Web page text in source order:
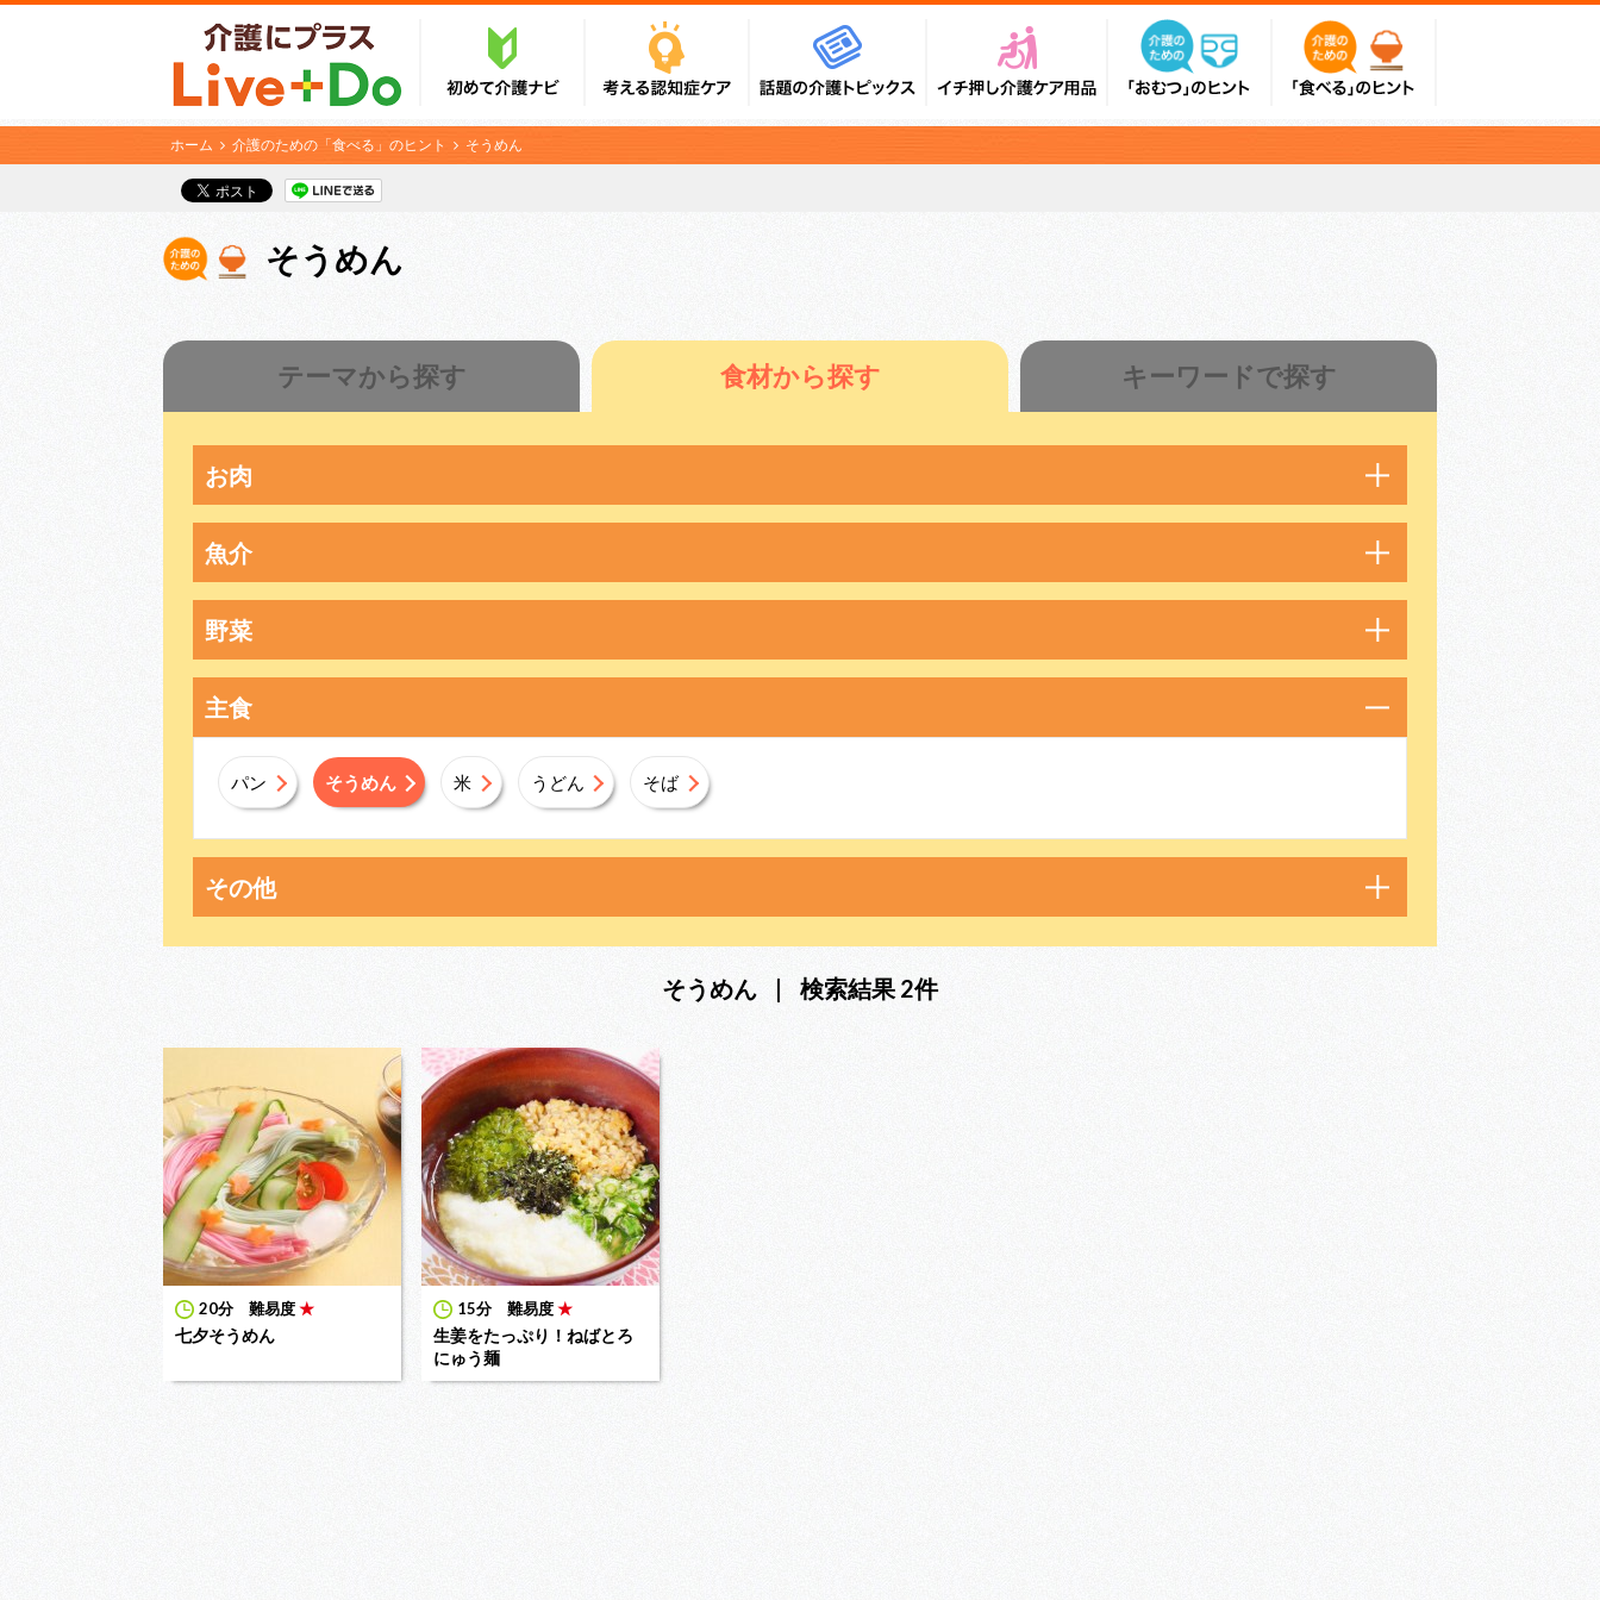
ホーム 介護のための「食べる」のヒント そうめん
そうめん
テーマから探す 食材から探す キーワードで探す
お肉
魚介
野菜
主食
パン そうめん 米 うどん そば
その他
そうめん | 検索結果 2件
20分 難易度★
七夕そうめん
15分 難易度★
生姜をたっぷり！ねばとろ
にゅう麺